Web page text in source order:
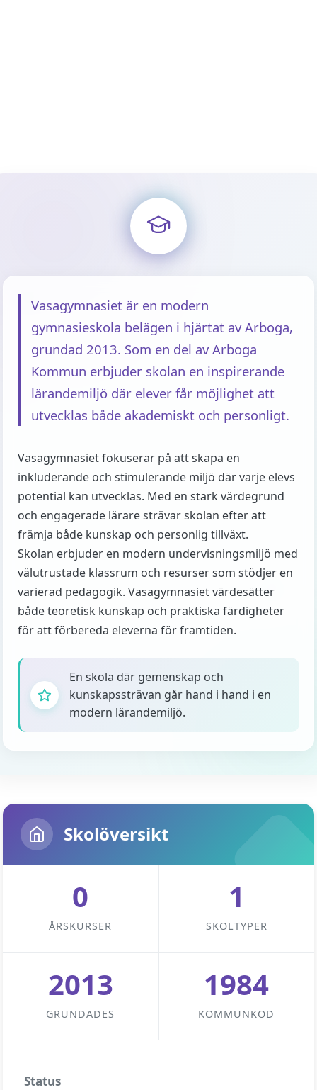
Vasagymnasiet är en modern
gymnasieskola belägen i hjärtat av Arboga,
grundad 2013. Som en del av Arboga
Kommun erbjuder skolan en inspirerande
lärandemiljö där elever får möjlighet att
utvecklas både akademiskt och personligt.
Vasagymnasiet fokuserar på att skapa en
inkluderande och stimulerande miljö där varje elevs
potential kan utvecklas. Med en stark värdegrund
och engagerade lärare strävar skolan efter att
främja både kunskap och personlig tillväxt.
Skolan erbjuder en modern undervisningsmiljö med
välutrustade klassrum och resurser som stödjer en
varierad pedagogik. Vasagymnasiet värdesätter
både teoretisk kunskap och praktiska färdigheter
för att förbereda eleverna för framtiden.
En skola där gemenskap och
kunskapssträvan går hand i hand i en
modern lärandemiljö.
Skolöversikt
0
ÅRSKURSER
1
SKOLTYPER
2013
GRUNDADES
1984
KOMMUNKOD
Status